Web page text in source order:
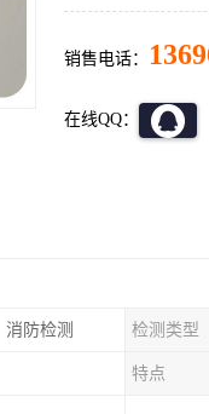
销售电话：
在线QQ：
防检测 检测类型
特点